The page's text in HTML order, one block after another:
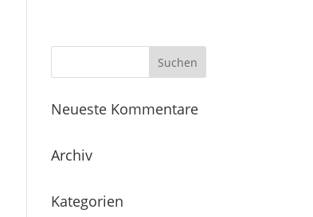
Neueste Kommentare
Archiv
Kategorien